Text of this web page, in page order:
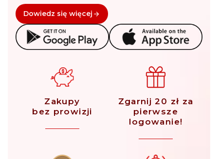
Dowiedz się więcej
Zakupy
bez prowizji
Zgarnij 20 zł za
pierwsze
logowanie!